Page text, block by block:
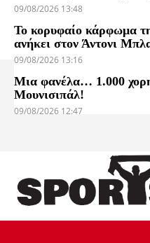
09/08/2026 13:48
Το κορυφαίο κάρφωμα
ανήκει στον Άντονι
09/08/2026 13:16
Μια φανέλα… 1.000
Μουνισιπάλ!
09/08/2026 12:47